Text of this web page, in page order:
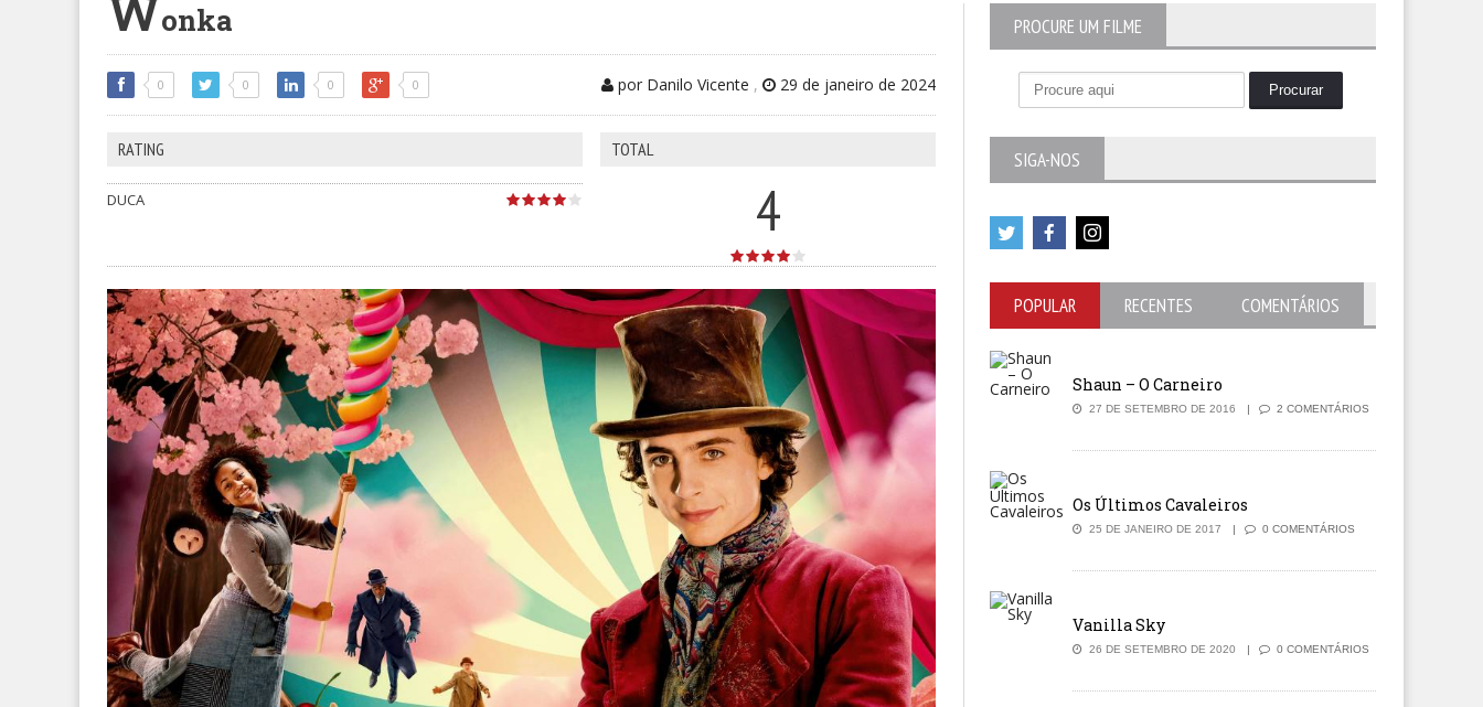
onka
0 0 0 0 por Danilo Vicente , 29 de janeiro de 2024
RATING
DUCA
TOTAL
4
PROCURE UM FILME
SIGA-NOS
POPULAR RECENTES COMENTÁRIOS
Shaun – O Carneiro
27 DE SETEMBRO DE 2016 2 COMENTÁRIOS
Os Últimos Cavaleiros
25 DE JANEIRO DE 2017 0 COMENTÁRIOS
Vanilla Sky
26 DE SETEMBRO DE 2020 0 COMENTÁRIOS